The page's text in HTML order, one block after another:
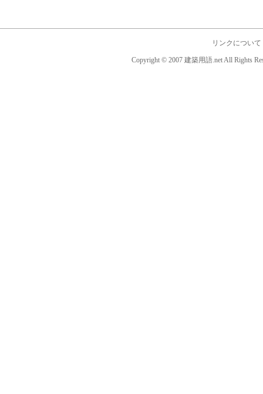
リンクについて
Copyright © 2007 建築用語.net All Rights